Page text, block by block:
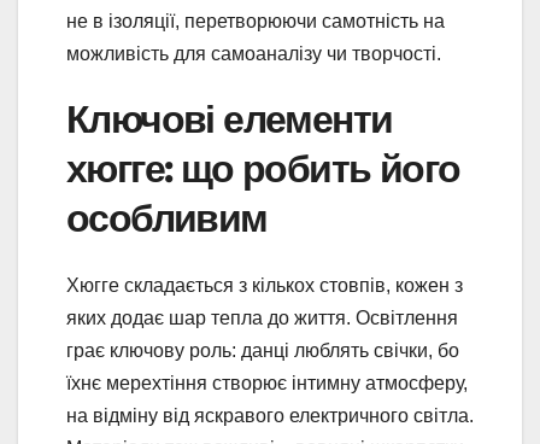
не в ізоляції, перетворюючи самотність на
можливість для самоаналізу чи творчості.
Ключові елементи
хюгге: що робить його
особливим
Хюгге складається з кількох стовпів, кожен з
яких додає шар тепла до життя. Освітлення
грає ключову роль: данці люблять свічки, бо
їхнє мерехтіння створює інтимну атмосферу,
на відміну від яскравого електричного світла.